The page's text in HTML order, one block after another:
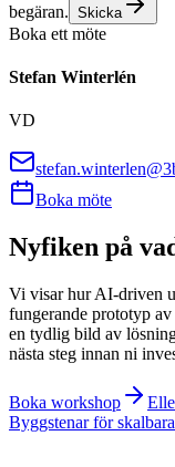
begäran. Skicka
Boka ett möte
Stefan Winterlén
VD
Boka möte
Nyfiken på
Vi visar hur AI-driven
fungerande prototyp
en tydlig bild av
nästa steg innan ni
Boka workshop
Byggstenar för